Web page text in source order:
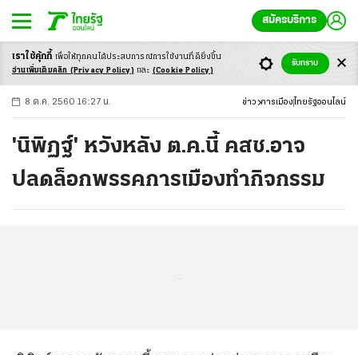
สมัครบริการ
-ก ก ก+
8 ต.ค. 2560 16:27 น. ข่าว การเมือง ไทยรัฐออนไลน์
'นิพิฏฐ์' หวังหลัง ต.ค.นี้ คสช.อาจ
ปลดล็อกพรรคการเมืองทำกิจกรรม
เราใช้คุ้กกี้ เพื่อให้ทุกคนได้ประสบการณ์การใช้งานที่ดียิ่งขึ้น
อ่านเพิ่มเติมคลิก (Privacy Policy) และ (Cookie Policy)
รับทราบ